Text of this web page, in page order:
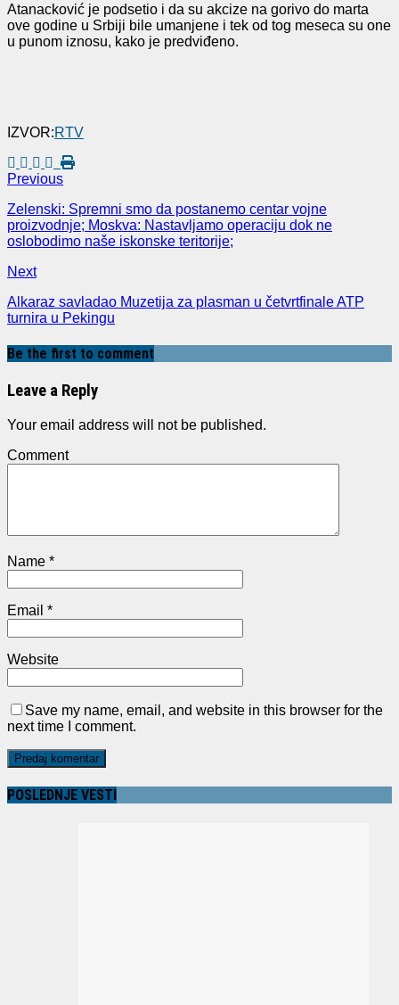
Atanacković je podsetio i da su akcize na gorivo do marta
ove godine u Srbiji bile umanjene i tek od tog meseca su one
u punom iznosu, kako je predviđeno.
IZVOR:RTV
Previous
Zelenski: Spremni smo da postanemo centar vojne
proizvodnje; Moskva: Nastavljamo operaciju dok ne
oslobodimo naše iskonske teritorije;
Next
Alkaraz savladao Muzetija za plasman u četvrtfinale ATP
turnira u Pekingu
Be the first to comment
Leave a Reply
Your email address will not be published.
Comment
Name *
Email *
Website
Save my name, email, and website in this browser for the
next time I comment.
POSLEDNJE VESTI